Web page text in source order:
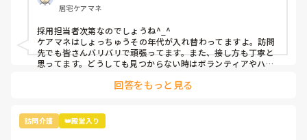
居宅ケアマネ
採用担当者次第なのでしょうね^_^
ケアマネはしょっちゅうその年代が入れ替わってますよ。訪問
先でも皆さんバリバリで頑張ってます。また、接し方も丁寧と
思ってます。どうしても見つからない時はボランティアやハロ
回答をもっと見る
訪問介護 👑殿堂入り